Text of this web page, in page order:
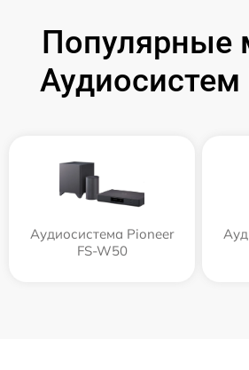
Популярные
Аудиосистем
Аудиосистема Pioneer
FS-W50